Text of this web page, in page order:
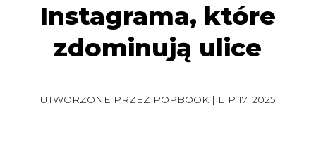
Instagrama, które
zdominują ulice
UTWORZONE PRZEZ POPBOOK | LIP 17, 2025